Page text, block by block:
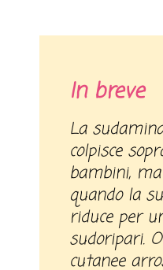
In breve
La sudamina o miliaria
colpisce
bambini,
quando la
riduce per
sudoripari.
cutanee